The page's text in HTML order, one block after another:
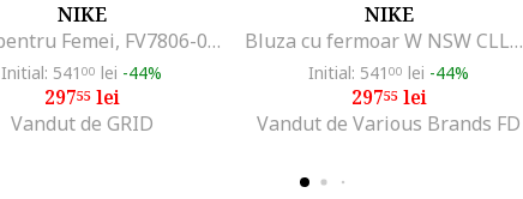
NIKE
Bluza pentru Femei, FV7806-010, Negru, Negru
Initial: 541 00 lei -44%
29755lei
Vandut de GRID
NIKE
Bluza cu fermoar W NSW CLLCTN COZY LOGO QZ-FV7806-010
Initial: 541 00 lei -44%
29755lei
Vandut de Various Brands FD